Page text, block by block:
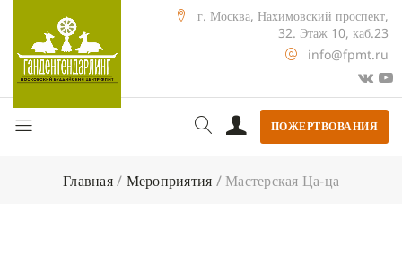
г. Москва, Нахимовский проспект,
32. Этаж 10, каб.23
info@fpmt.ru
ПОЖЕРТВОВАНИЯ
Главная/ Мероприятия / Мастерская Ца-ца